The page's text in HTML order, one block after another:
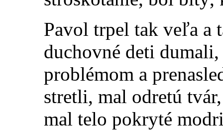
Pavol trpel tak veľa a
duchovné deti
problémom a
stretli, mal odretú
mal telo pokryté